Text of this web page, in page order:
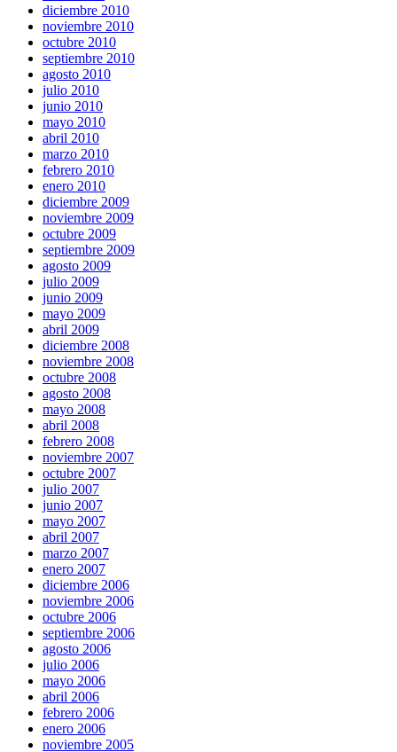
diciembre 2010
noviembre 2010
octubre 2010
septiembre 2010
agosto 2010
julio 2010
junio 2010
mayo 2010
abril 2010
marzo 2010
febrero 2010
enero 2010
diciembre 2009
noviembre 2009
octubre 2009
septiembre 2009
agosto 2009
julio 2009
junio 2009
mayo 2009
abril 2009
diciembre 2008
noviembre 2008
octubre 2008
agosto 2008
mayo 2008
abril 2008
febrero 2008
noviembre 2007
octubre 2007
julio 2007
junio 2007
mayo 2007
abril 2007
marzo 2007
enero 2007
diciembre 2006
noviembre 2006
octubre 2006
septiembre 2006
agosto 2006
julio 2006
mayo 2006
abril 2006
febrero 2006
enero 2006
noviembre 2005